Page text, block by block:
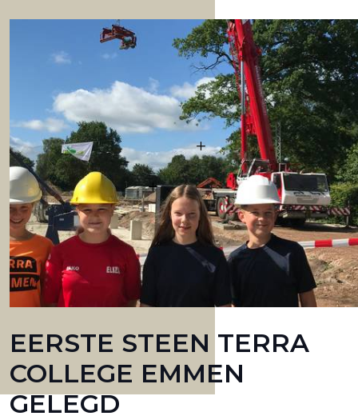
EERSTE STEEN TERRA
COLLEGE EMMEN
GELEGD